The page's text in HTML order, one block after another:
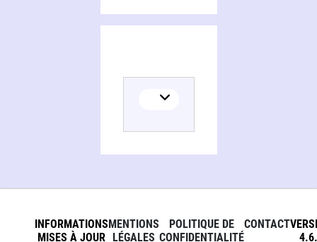
INFORMATIONS
MISES À JOUR
MENTIONS
LÉGALES
POLITIQUE DE
CONFIDENTIALITÉ
CONTACT